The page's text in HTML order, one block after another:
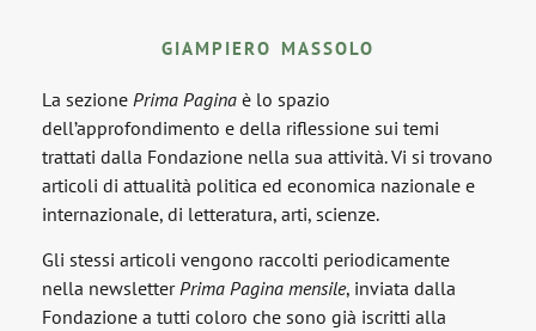
GIAMPIERO MASSOLO
La sezione Prima Pagina è lo spazio
dell’approfondimento e della riflessione sui temi
trattati dalla Fondazione nella sua attività. Vi si trovano
articoli di attualità politica ed economica nazionale e
internazionale, di letteratura, arti, scienze.
Gli stessi articoli vengono raccolti periodicamente
nella newsletterPrima Pagina mensile, inviata dalla
Fondazione a tutti coloro che sono già iscritti alla